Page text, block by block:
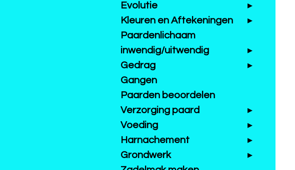
Evolutie
Kleuren en Aftekeningen
Paardenlichaam
inwendig/uitwendig
Gedrag
Gangen
Paarden beoordelen
Verzorging paard
Voeding
Harnachement
Grondwerk